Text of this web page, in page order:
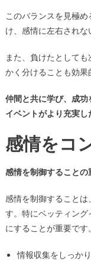
このバランスを見極
け、感情に左右されな
また、負けたとして
かく分けることも効果
仲間と共に学び、成
イベントがより充実し
感情をコ
感情を制御することの
感情を制御すること
す。特にベッティン
にすることが重要です。
情報収集をしっか